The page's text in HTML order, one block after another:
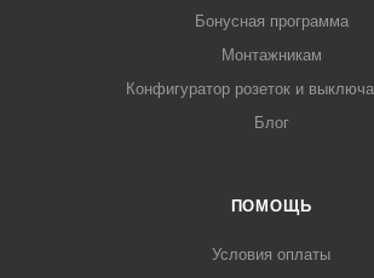
Бонусная программа
Монтажникам
Конфигуратор розеток и
Блог
ПОМОЩЬ
Условия оплаты